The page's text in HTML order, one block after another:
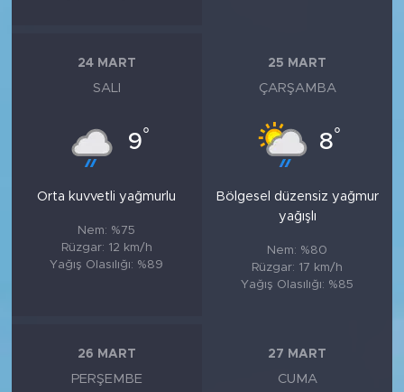
24 MART
SALI
9°
Orta kuvvetli yağmurlu
Nem: %75
Rüzgar: 12 km/h
Yağış Olasılığı: %89
25 MART
ÇARŞAMBA
8°
Bölgesel düzensiz yağmur
yağışlı
Nem: %80
Rüzgar: 17 km/h
Yağış Olasılığı: %85
26 MART
PERŞEMBE
27 MART
CUMA